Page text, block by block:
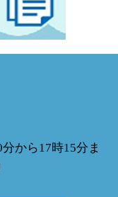
から17時15分ま